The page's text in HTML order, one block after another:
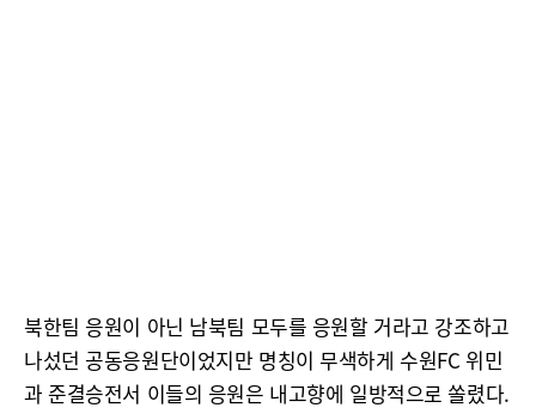
북한팀 응원이 아닌 남북팀 모두를 응원할 거라고 강조하고
나섰던 공동응원단이었지만 명칭이 무색하게 수원FC 위민
과 준결승전서 이들의 응원은 내고향에 일방적으로 쏠렸다.